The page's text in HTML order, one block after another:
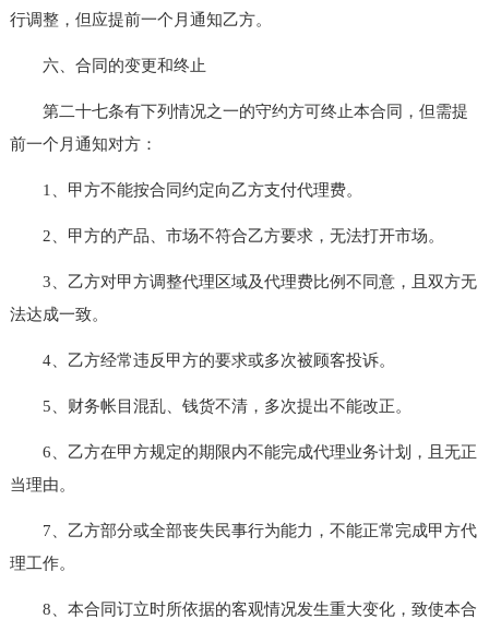
行调整，但应提前一个月通知乙方。
六、合同的变更和终止
第二十七条有下列情况之一的守约方可终止本合同，但需提
前一个月通知对方：
1、甲方不能按合同约定向乙方支付代理费。
2、甲方的产品、市场不符合乙方要求，无法打开市场。
3、乙方对甲方调整代理区域及代理费比例不同意，且双方无
法达成一致。
4、乙方经常违反甲方的要求或多次被顾客投诉。
5、财务帐目混乱、钱货不清，多次提出不能改正。
6、乙方在甲方规定的期限内不能完成代理业务计划，且无正
当理由。
7、乙方部分或全部丧失民事行为能力，不能正常完成甲方代
理工作。
8、本合同订立时所依据的客观情况发生重大变化，致使本合